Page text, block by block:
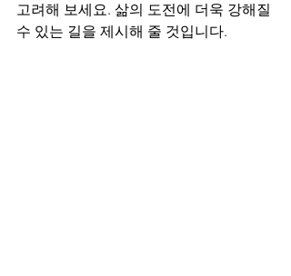
고려해 보세요. 삶의 도전에 더욱 강해질
수 있는 길을 제시해 줄 것입니다.